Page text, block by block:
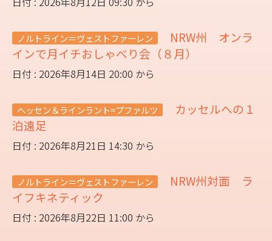
ノルトライン＝ヴェストファーレン
NRW州 オンラ
インで月イチおしゃべり会（８月）
日付 : 2026年8月14日 20:00 から
ヘッセン＆ラインラント=プファルツ
カッセルへの１
泊遠足
日付 : 2026年8月21日 14:30 から
ノルトライン＝ヴェストファーレン
NRW州対面 ラ
イフキネティック
日付 : 2026年8月22日 11:00 から